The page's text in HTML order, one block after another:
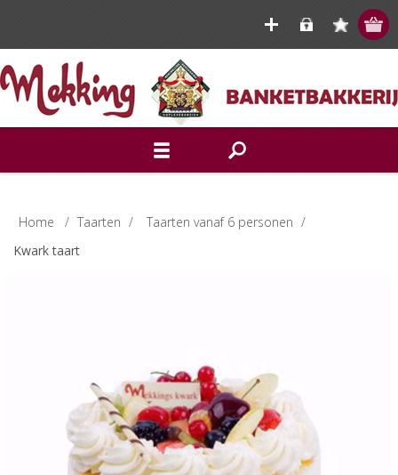
Home / Taarten / Taarten vanaf 6 personen /
Kwark taart